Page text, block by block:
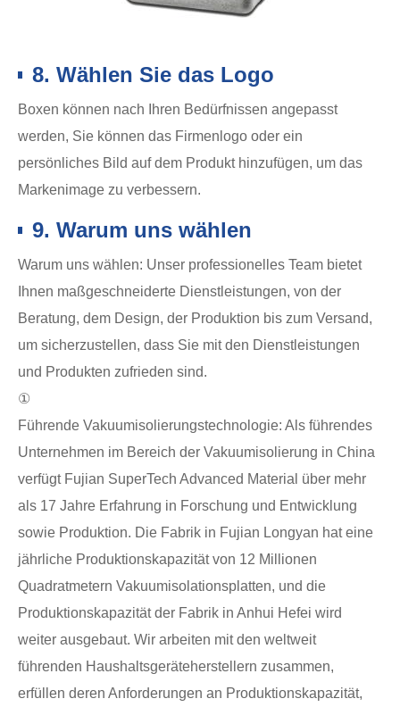
8. Wählen Sie das Logo
Boxen können nach Ihren Bedürfnissen angepasst
werden, Sie können das Firmenlogo oder ein
persönliches Bild auf dem Produkt hinzufügen, um das
Markenimage zu verbessern.
9. Warum uns wählen
Warum uns wählen: Unser professionelles Team bietet
Ihnen maßgeschneiderte Dienstleistungen, von der
Beratung, dem Design, der Produktion bis zum Versand,
um sicherzustellen, dass Sie mit den Dienstleistungen
und Produkten zufrieden sind.
①
Führende Vakuumisolierungstechnologie: Als führendes
Unternehmen im Bereich der Vakuumisolierung in China
verfügt Fujian SuperTech Advanced Material über mehr
als 17 Jahre Erfahrung in Forschung und Entwicklung
sowie Produktion. Die Fabrik in Fujian Longyan hat eine
jährliche Produktionskapazität von 12 Millionen
Quadratmetern Vakuumisolationsplatten, und die
Produktionskapazität der Fabrik in Anhui Hefei wird
weiter ausgebaut. Wir arbeiten mit den weltweit
führenden Haushaltsgeräteherstellern zusammen,
erfüllen deren Anforderungen an Produktionskapazität,